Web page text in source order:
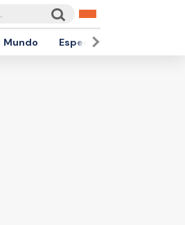
Mundo Espectáculos